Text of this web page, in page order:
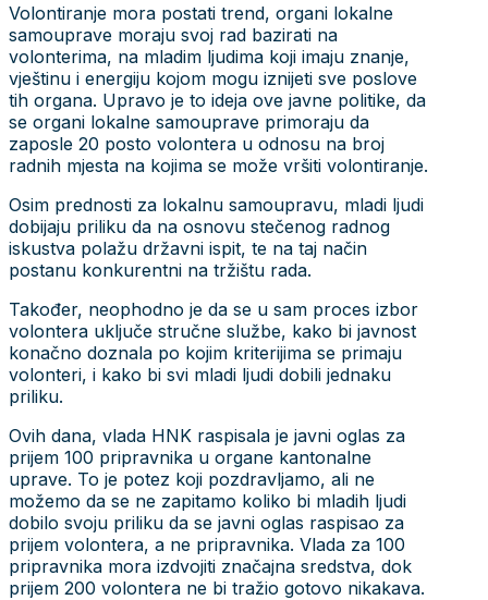
Volontiranje mora postati trend, organi lokalne
samouprave moraju svoj rad bazirati na
volonterima, na mladim ljudima koji imaju znanje,
vještinu i energiju kojom mogu iznijeti sve poslove
tih organa. Upravo je to ideja ove javne politike, da
se organi lokalne samouprave primoraju da
zaposle 20 posto volontera u odnosu na broj
radnih mjesta na kojima se može vršiti volontiranje.
Osim prednosti za lokalnu samoupravu, mladi ljudi
dobijaju priliku da na osnovu stečenog radnog
iskustva polažu državni ispit, te na taj način
postanu konkurentni na tržištu rada.
Također, neophodno je da se u sam proces izbor
volontera uključe stručne službe, kako bi javnost
konačno doznala po kojim kriterijima se primaju
volonteri, i kako bi svi mladi ljudi dobili jednaku
priliku.
Ovih dana, vlada HNK raspisala je javni oglas za
prijem 100 pripravnika u organe kantonalne
uprave. To je potez koji pozdravljamo, ali ne
možemo da se ne zapitamo koliko bi mladih ljudi
dobilo svoju priliku da se javni oglas raspisao za
prijem volontera, a ne pripravnika. Vlada za 100
pripravnika mora izdvojiti značajna sredstva, dok
prijem 200 volontera ne bi tražio gotovo nikakava.